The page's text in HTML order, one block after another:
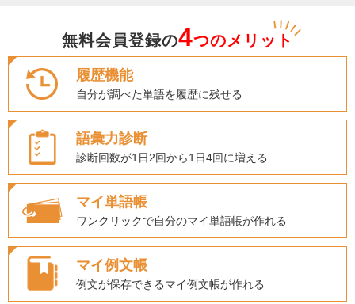
無料会員登録の4つのメリット
履歴機能
自分が調べた単語を履歴に残せる
語彙力診断
診断回数が1日2回から1日4回に増える
マイ単語帳
ワンクリックで自分のマイ単語帳が作れる
マイ例文帳
例文が保存できるマイ例文帳が作れる